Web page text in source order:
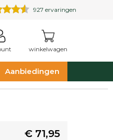
927 ervaringen
winkelwagen
Aanbiedingen
€ 71,95